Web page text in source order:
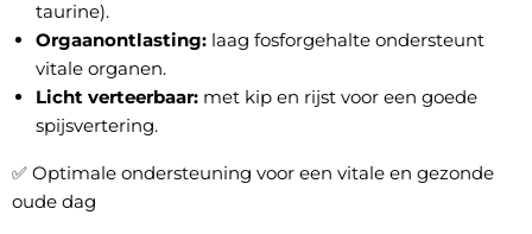
taurine).
Orgaanontlasting: laag fosforgehalte ondersteunt
vitale organen.
Licht verteerbaar: met kip en rijst voor een goede
spijsvertering.
✅ Optimale ondersteuning voor een vitale en gezonde
oude dag